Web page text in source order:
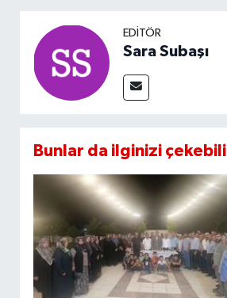
EDITÖR
Sara Subaşı
Bunlar da ilginizi